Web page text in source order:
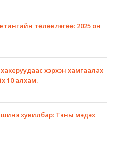
төлөвлөгөө: 2025 он
хакеруудаас хэрхэн хамгаалах
10 алхам.
шинэ хувилбар: Таны мэдэх